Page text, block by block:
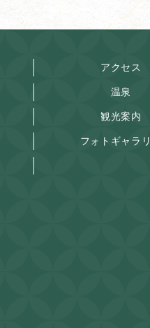
アクセス
温泉
観光案内
フォトギャラ